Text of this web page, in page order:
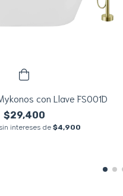
con Llave FS001D
$29,400
intereses de $4,900